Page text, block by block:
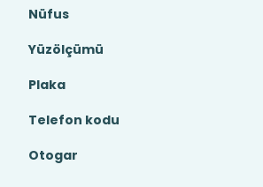
Nüfus
Yüzölçümü
Plaka
Telefon kodu
Otogar